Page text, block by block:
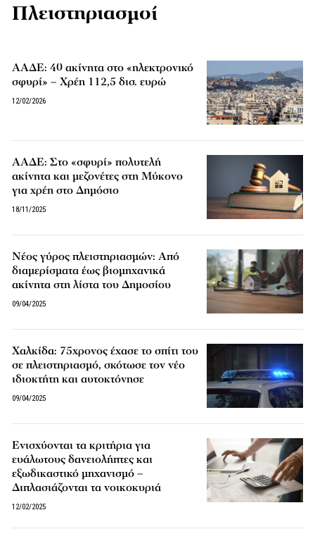
Πλειστηριασμοί
ΑΑΔΕ: 40 ακίνητα στο «ηλεκτρονικό
σφυρί» – Χρέη 112,5 δισ. ευρώ
12/02/2026
ΑΑΔΕ: Στο «σφυρί» πολυτελή
ακίνητα και μεζονέτες στη Μύκονο
για χρέη στο Δημόσιο
18/11/2025
Νέος γύρος πλειστηριασμών: Από
διαμερίσματα έως βιομηχανικά
ακίνητα στη λίστα του Δημοσίου
09/04/2025
Χαλκίδα: 75χρονος έχασε το σπίτι του
σε πλειστηριασμό, σκότωσε τον νέο
ιδιοκτήτη και αυτοκτόνησε
09/04/2025
Ενισχύονται τα κριτήρια για
ευάλωτους δανειολήπτες και
εξωδικαστικό μηχανισμό –
Διπλασιάζονται τα νοικοκυριά
12/02/2025